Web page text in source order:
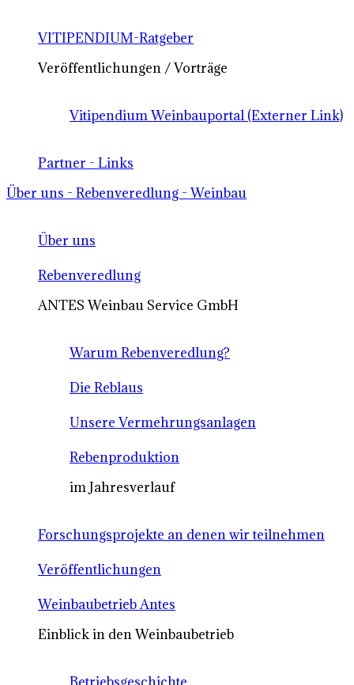
VITIPENDIUM-Ratgeber
Veröffentlichungen / Vorträge
Vitipendium Weinbauportal (Externer Link)
Partner - Links
Über uns - Rebenveredlung - Weinbau
Über uns
Rebenveredlung
ANTES Weinbau Service GmbH
Warum Rebenveredlung?
Die Reblaus
Unsere Vermehrungsanlagen
Rebenproduktion
im Jahresverlauf
Forschungsprojekte an denen wir teilnehmen
Veröffentlichungen
Weinbaubetrieb Antes
Einblick in den Weinbaubetrieb